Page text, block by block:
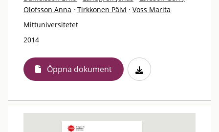
Olofsson Anna · Tirkkonen Päivi · Voss Marita
Mittuniversitetet
2014
Öppna dokument